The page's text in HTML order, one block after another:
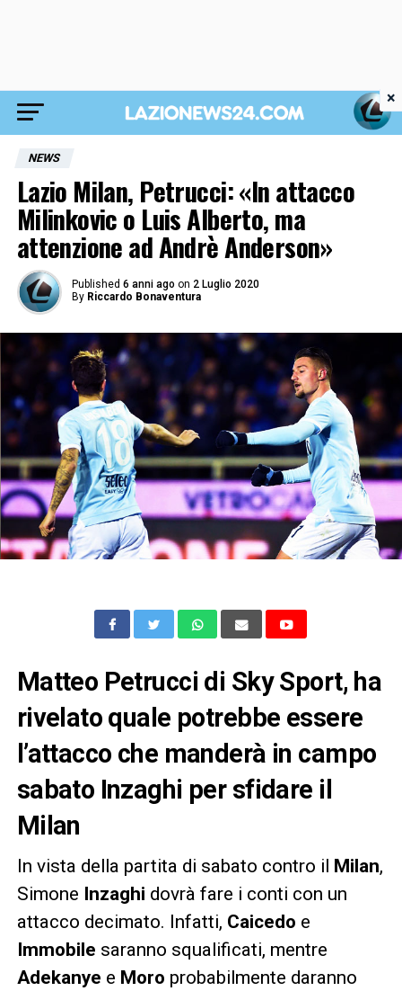
NEWS
Lazio Milan, Petrucci: «In attacco
Milinkovic o Luis Alberto, ma
attenzione ad Andrè Anderson»
Published 6 anni ago on 2 Luglio 2020
By Riccardo Bonaventura
Matteo Petrucci di Sky Sport, ha
rivelato quale potrebbe essere
l’attacco che manderà in campo
sabato Inzaghi per sfidare il
Milan
In vista della partita di sabato contro il Milan,
Simone Inzaghi dovrà fare i conti con un
attacco decimato. Infatti, Caicedo e
Immobile saranno squalificati, mentre
Adekanye e Moro probabilmente daranno
×